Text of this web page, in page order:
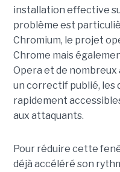
installation effective
problème est
Chromium, le projet
Chrome mais
Opera et de
un correctif publié, les
rapidement
aux attaquants.
Pour réduire cette
déjà accéléré son